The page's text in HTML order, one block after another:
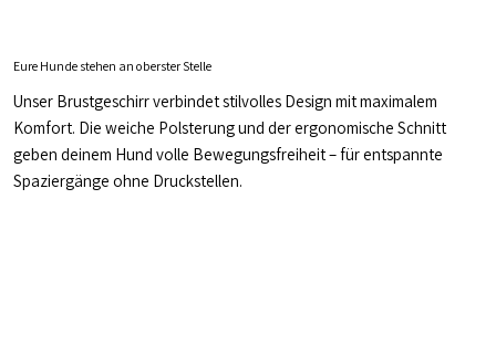
Eure Hunde stehen an oberster Stelle
Unser Brustgeschirr verbindet stilvolles Design mit maximalem
Komfort. Die weiche Polsterung und der ergonomische Schnitt
geben deinem Hund volle Bewegungsfreiheit – für entspannte
Spaziergänge ohne Druckstellen.